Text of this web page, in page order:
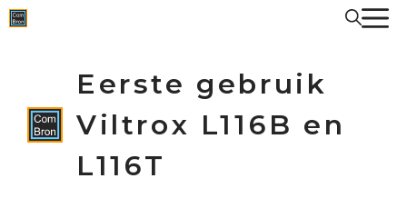
Spring
naar
Eerste gebruik
Viltrox L116B en
L116T